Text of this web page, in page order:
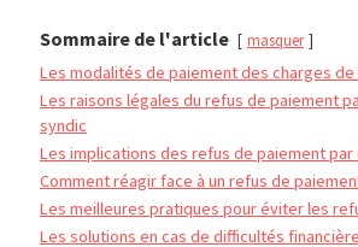
Sommaire de l'article masquer
Les modalités de paiement des charges
Les raisons légales du refus de paiement
syndic
Les implications des refus de paiement par
Comment réagir face à un refus de
Les meilleures pratiques pour éviter les
Les solutions en cas de difficultés